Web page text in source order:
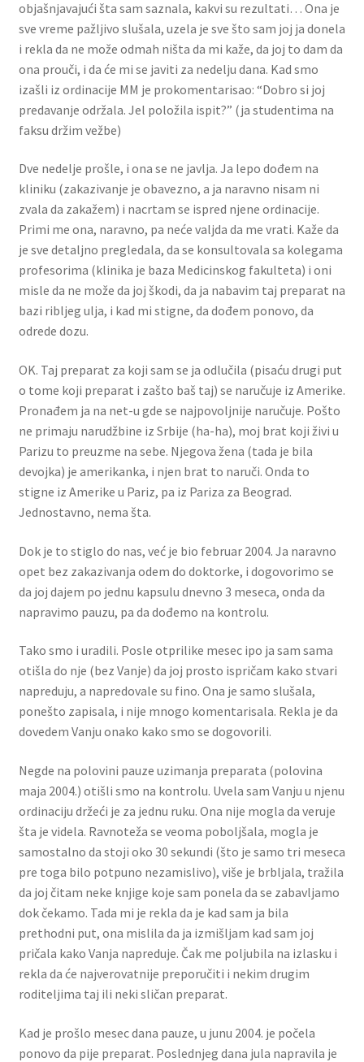
objašnjavajući šta sam saznala, kakvi su rezultati… Ona je
sve vreme pažljivo slušala, uzela je sve što sam joj ja donela
i rekla da ne može odmah ništa da mi kaže, da joj to dam da
ona prouči, i da će mi se javiti za nedelju dana. Kad smo
izašli iz ordinacije MM je prokomentarisao: “Dobro si joj
predavanje održala. Jel položila ispit?” (ja studentima na
faksu držim vežbe)
Dve nedelje prošle, i ona se ne javlja. Ja lepo dođem na
kliniku (zakazivanje je obavezno, a ja naravno nisam ni
zvala da zakažem) i nacrtam se ispred njene ordinacije.
Primi me ona, naravno, pa neće valjda da me vrati. Kaže da
je sve detaljno pregledala, da se konsultovala sa kolegama
profesorima (klinika je baza Medicinskog fakulteta) i oni
misle da ne može da joj škodi, da ja nabavim taj preparat na
bazi ribljeg ulja, i kad mi stigne, da dođem ponovo, da
odrede dozu.
OK. Taj preparat za koji sam se ja odlučila (pisaću drugi put
o tome koji preparat i zašto baš taj) se naručuje iz Amerike.
Pronađem ja na net-u gde se najpovoljnije naručuje. Pošto
ne primaju narudžbine iz Srbije (ha-ha), moj brat koji živi u
Parizu to preuzme na sebe. Njegova žena (tada je bila
devojka) je amerikanka, i njen brat to naruči. Onda to
stigne iz Amerike u Pariz, pa iz Pariza za Beograd.
Jednostavno, nema šta.
Dok je to stiglo do nas, već je bio februar 2004. Ja naravno
opet bez zakazivanja odem do doktorke, i dogovorimo se
da joj dajem po jednu kapsulu dnevno 3 meseca, onda da
napravimo pauzu, pa da dođemo na kontrolu.
Tako smo i uradili. Posle otprilike mesec ipo ja sam sama
otišla do nje (bez Vanje) da joj prosto ispričam kako stvari
napreduju, a napredovale su fino. Ona je samo slušala,
ponešto zapisala, i nije mnogo komentarisala. Rekla je da
dovedem Vanju onako kako smo se dogovorili.
Negde na polovini pauze uzimanja preparata (polovina
maja 2004.) otišli smo na kontrolu. Uvela sam Vanju u njenu
ordinaciju držeći je za jednu ruku. Ona nije mogla da veruje
šta je videla. Ravnoteža se veoma poboljšala, mogla je
samostalno da stoji oko 30 sekundi (što je samo tri meseca
pre toga bilo potpuno nezamislivo), više je brbljala, tražila
da joj čitam neke knjige koje sam ponela da se zabavljamo
dok čekamo. Tada mi je rekla da je kad sam ja bila
prethodni put, ona mislila da ja izmišljam kad sam joj
pričala kako Vanja napreduje. Čak me poljubila na izlasku i
rekla da će najverovatnije preporučiti i nekim drugim
roditeljima taj ili neki sličan preparat.
Kad je prošlo mesec dana pauze, u junu 2004. je počela
ponovo da pije preparat. Poslednjeg dana jula napravila je